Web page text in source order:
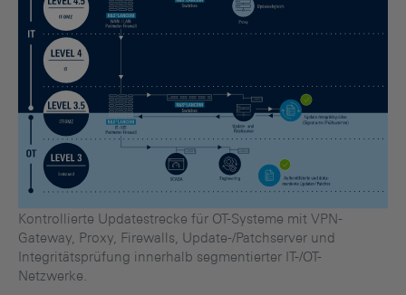
Kontrollierte Updatestrecke für OT-Systeme mit VPN-
Gateway, Proxy, Firewalls, Update-/Patchserver und
Integritätsprüfung innerhalb segmentierter IT-/OT-
Netzwerke.